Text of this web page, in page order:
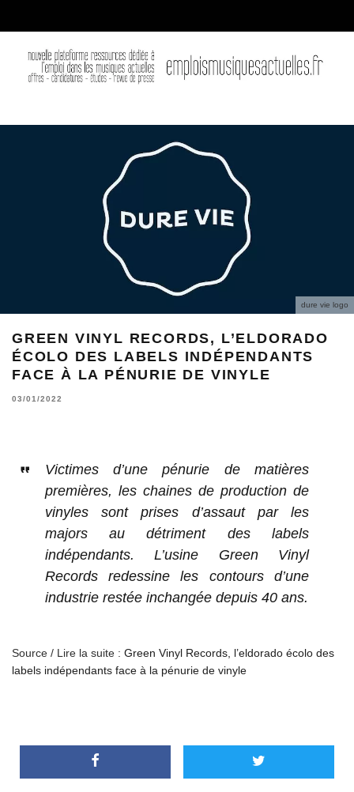
dure vie logo
GREEN VINYL RECORDS, L’ELDORADO
ÉCOLO DES LABELS INDÉPENDANTS
FACE À LA PÉNURIE DE VINYLE
03/01/2022
Victimes d’une pénurie de matières
premières, les chaines de production de
vinyles sont prises d’assaut par les
majors au détriment des labels
indépendants. L’usine Green Vinyl
Records redessine les contours d’une
industrie restée inchangée depuis 40 ans.
Source / Lire la suite : Green Vinyl Records, l’eldorado écolo des
labels indépendants face à la pénurie de vinyle